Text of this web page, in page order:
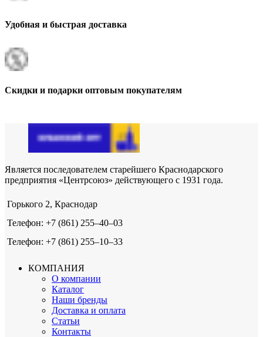
Удобная и быстрая доставка
Скидки и подарки оптовым покупателям
Является последователем старейшего Краснодарского
предприятия «Центрсоюз» действующего с 1931 года.
Горького 2, Краснодар
Телефон: +7 (861) 255‒40‒03
Телефон: +7 (861) 255‒10‒33
КОМПАНИЯ
О компании
Каталог
Наши бренды
Доставка и оплата
Статьи
Контакты